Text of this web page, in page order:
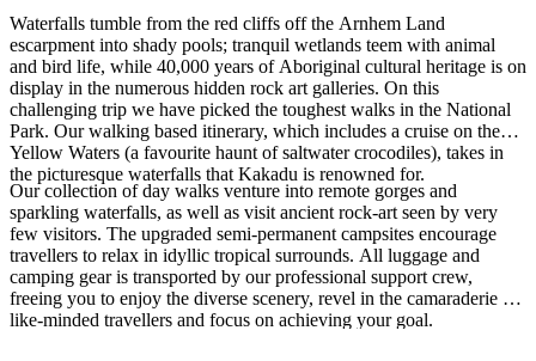
Cerca:
Sign
up
Waterfalls tumble from the red cliffs off the Arnhem Land
escarpment into shady pools; tranquil wetlands teem with animal
and bird life, while 40,000 years of Aboriginal cultural heritage is on
display in the numerous hidden rock art galleries. On this
challenging trip we have picked the toughest walks in the National
Park. Our walking based itinerary, which includes a cruise on the
Yellow Waters (a favourite haunt of saltwater crocodiles), takes in
the picturesque waterfalls that Kakadu is renowned for.
Our collection of day walks venture into remote gorges and
sparkling waterfalls, as well as visit ancient rock-art seen by very
few visitors. The upgraded semi-permanent campsites encourage
travellers to relax in idyllic tropical surrounds. All luggage and
camping gear is transported by our professional support crew,
freeing you to enjoy the diverse scenery, revel in the camaraderie of
like-minded travellers and focus on achieving your goal.